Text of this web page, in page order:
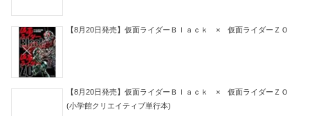
【8月20日発売】仮面ライダーＢｌａｃｋ × 仮面ライダーＺＯ
【8月20日発売】仮面ライダーＢｌａｃｋ × 仮面ライダーＺＯ
(小学館クリエイティブ単行本)